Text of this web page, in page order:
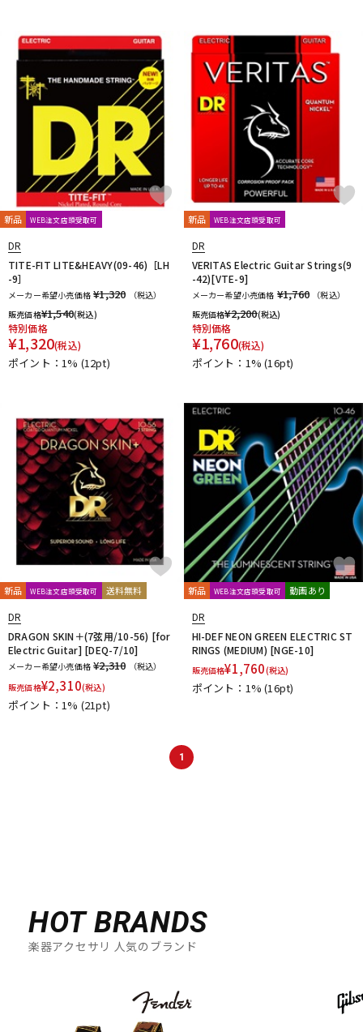
新品 WEB注文店頭受取可
DR
TITE-FIT LITE&HEAVY(09-46)［LH
-9］
メーカー希望小売価格 ¥1,320
（税込）
販売価格¥1,540(税込)
特別価格
¥1,320(税込)
ポイント：1% (12pt)
新品 WEB注文店頭受取可
DR
VERITAS Electric Guitar Strings(9
-42)[VTE-9]
メーカー希望小売価格 ¥1,760
（税込）
販売価格¥2,200(税込)
特別価格
¥1,760(税込)
ポイント：1%(16pt)
新品 WEB注文店頭受取可 送料無料
DR
DRAGON SKIN＋(7弦用/10-56) [for
Electric Guitar] [DEQ-7/10]
メーカー希望小売価格 ¥2,310
（税込）
販売価格¥2,310(税込)
ポイント：1% (21pt)
新品 WEB注文店頭受取可 動画あり
DR
HI-DEF NEON GREEN ELECTRIC ST
RINGS (MEDIUM) [NGE-10]
販売価格¥1,760(税込)
ポイント：1%(16pt)
1
HOT BRANDS
楽器アクセサリ 人気のブランド